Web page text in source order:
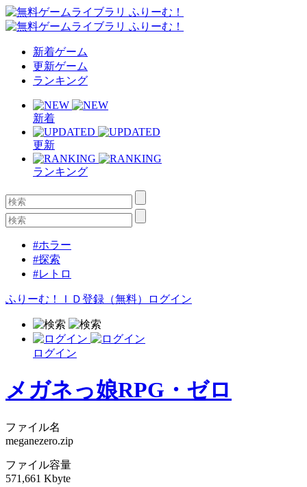
新着ゲーム
更新ゲーム
ランキング
新着
更新
ランキング
#ホラー
#探索
#レトロ
ふりーむ！ＩＤ登録（無料） ログイン
ログイン
メガネっ娘RPG・ゼロ
ファイル名
meganezero.zip
ファイル容量
571,661 Kbyte